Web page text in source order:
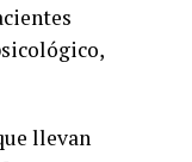
llevan